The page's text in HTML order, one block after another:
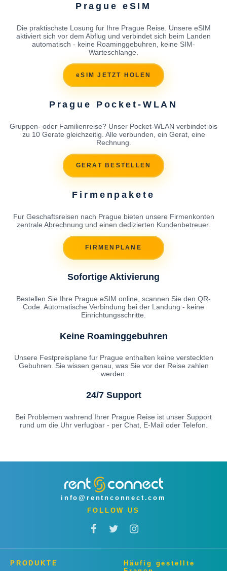
Prague eSIM
Die praktischste Losung fur Ihre Prague Reise. Unsere eSIM
aktiviert sich vor dem Abflug und verbindet sich beim Landen
automatisch - keine Roaminggebuhren, keine SIM-
Warteschlange.
eSIM JETZT HOLEN
Prague Pocket-WLAN
Gruppen- oder Familienreise? Unser Pocket-WLAN verbindet bis
zu 10 Gerate gleichzeitig. Alle verbunden, ein Gerat, eine
Rechnung.
GERAT BESTELLEN
Firmenpakete
Fur Geschaftsreisen nach Prague bieten unsere Firmenkonten
zentrale Abrechnung und einen dedizierten Kundenbetreuer.
FIRMENPLANE
Sofortige Aktivierung
Bestellen Sie Ihre Prague eSIM online, scannen Sie den QR-
Code. Automatische Verbindung bei der Landung - keine
Einrichtungsschritte.
Keine Roaminggebuhren
Unsere Festpreisplane fur Prague enthalten keine versteckten
Gebuhren. Sie wissen genau, was Sie vor der Reise zahlen
werden.
24/7 Support
Bei Problemen wahrend Ihrer Prague Reise ist unser Support
rund um die Uhr verfugbar - per Chat, E-Mail oder Telefon.
info@rentnconnect.com
FOLLOW US
PRODUKTE
Häufig gestellte